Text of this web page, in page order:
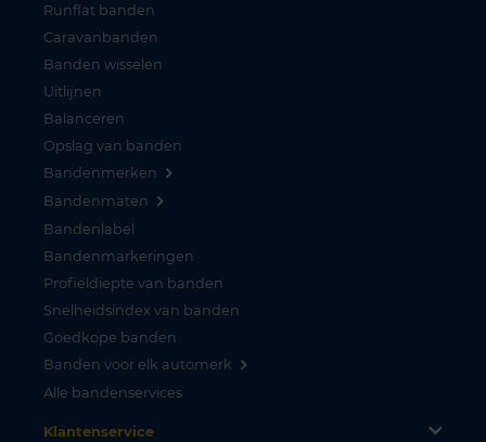
Runflat banden
Caravanbanden
Banden wisselen
Uitlijnen
Balanceren
Opslag van banden
Bandenmerken
Bandenmaten
Bandenlabel
Bandenmarkeringen
Profieldiepte van banden
Snelheidsindex van banden
Goedkope banden
Banden voor elk automerk
Alle bandenservices
Klantenservice